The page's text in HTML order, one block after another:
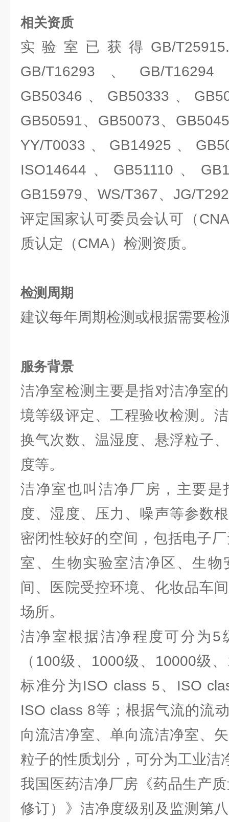
相关资质
实验室已获得GB/
GB/T16293、GB/
GB50346、GB50333、
GB50591、GB50073、
YY/T0033、GB14925、
ISO14644、GB51110、
GB15979、WS/T367、JG/
评定国家认可委员会认可（
质认定（CMA）检测资质。
检测周期
建议每年周期检测或根据需要检
服务背景
洁净室检测主要是指对洁净室
境等级评定、工程验收检测。
换气次数、温湿度、悬浮粒子
度等。
洁净室也叫洁净厂房，主要是
度、湿度、压力、噪声等参数
密闭性较好的空间，包括电子
室、生物实验室洁净区、生
间、医院受控环境、化妆品车
场所。
洁净室根据洁净程度可分为
（100级、1000级、10000级
标准分为ISO class 5、ISO
ISO class 8等；根据气流的流
向流洁净室、单向流洁净室、
粒子的性质划分，可分为工业洁
我国医药洁净厂房《药品生产
修订）》洁净度级别及监测第